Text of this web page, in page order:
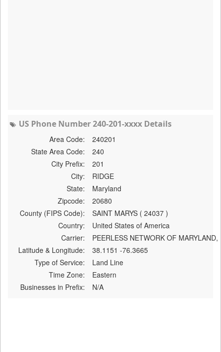
US Phone Number 240-201-xxxx Details
Area Code:
240201
State Area Code:
240
City Prefix:
201
City:
RIDGE
State:
Maryland
Zipcode:
20680
County (FIPS Code):
SAINT MARYS ( 24037 )
Country:
United States of America
Carrier:
PEERLESS NETWORK OF MARYLAND,
Latitude & Longitude:
38.1151 -76.3665
Type of Service:
Land Line
Time Zone:
Eastern
Businesses in Prefix:
N/A